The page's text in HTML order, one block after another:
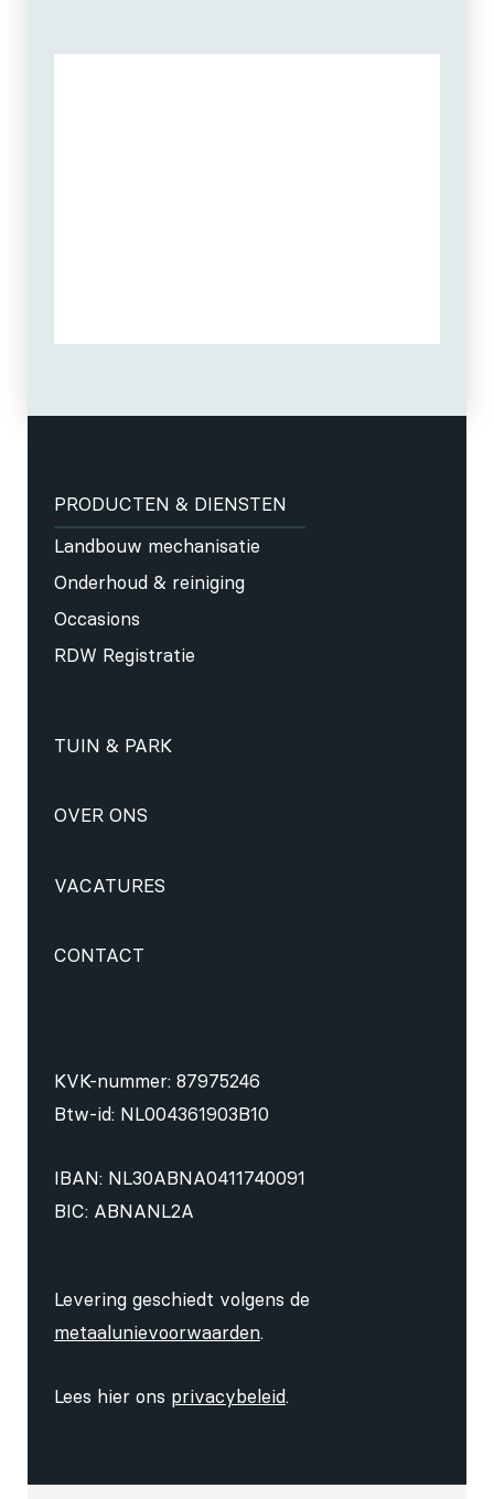
PRODUCTEN & DIENSTEN
Landbouw mechanisatie
Onderhoud & reiniging
Occasions
RDW Registratie
TUIN & PARK
OVER ONS
VACATURES
CONTACT
KVK-nummer: 87975246
Btw-id: NL004361903B10
IBAN: NL30ABNA0411740091
BIC: ABNANL2A
Levering geschiedt volgens de
metaalunievoorwaarden.
Lees hier ons privacybeleid.